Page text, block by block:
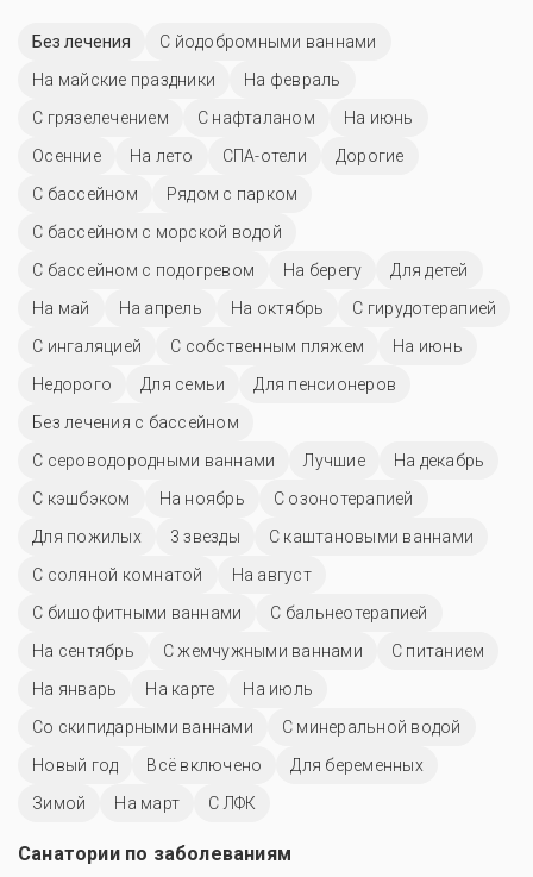
Без лечения
С йодобромными ваннами
На майские праздники
На февраль
С грязелечением
С нафталаном
На июнь
Осенние
На лето СПА-отели
Дорогие
C бассейном
Рядом с парком
С бассейном с морской водой
С бассейном с подогревом
На берегу
Для детей
На май
На апрель На октябрь
С гирудотерапией
С ингаляцией
С собственным пляжем
На июнь
Недорого
Для семьи
Для пенсионеров
Без лечения с бассейном
С сероводородными ваннами
Лучшие
На декабрь
С кэшбэком
На ноябрь
С озонотерапией
Для пожилых
3 звезды
С каштановыми ваннами
С соляной комнатой
На август
С бишофитными ваннами
С бальнеотерапией
На сентябрь
С жемчужными ваннами
С питанием
На январь
На карте
На июль
Со скипидарными ваннами
С минеральной водой
Новый год
Всё включено
Для беременных
Зимой
На март С ЛФК
Санатории по заболеваниям